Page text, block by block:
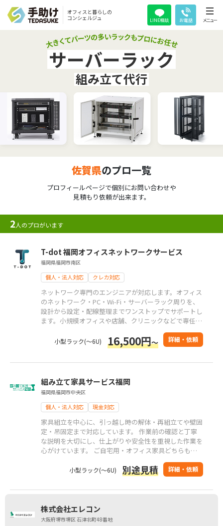
オフィスと暮らしの
コンシェルジュ
LINE相談 お電話 メニュー
サーバーラック
組み立て代行
佐賀県のプロ一覧
プロフィールページで個別にお問い合わせや
見積もり依頼が出来ます。
2人のプロがいます
T-dot 福岡オフィスネットワークサービス
福岡県福岡市南区
個人・法人対応 クレカ対応
ネットワーク専門のエンジニアが対応します。オフィス
のネットワーク・PC・Wi‑Fi・サーバーラック周りを、
設計から設定・配線整理までワンストップでサポートし
ます。小規模オフィスや店舗、クリニックなどで専任の
担当者がいない環境のご相談もお任せください。
小型ラック(～6U) 16,500円～ 詳細・依頼
組み立て家具サービス福岡
福岡県福岡市中央区
個人・法人対応 現金対応
家具組立を中心に、引っ越し時の解体・再組立てや壁固
定・吊固定まで対応しています。 作業前の確認と丁寧
な説明を大切にし、仕上がりや安全性を重視した作業を
心がけています。 ご自宅用・オフィス家具どちらも対
応可能で、初めての方でも安心してご依頼いただけま
小型ラック(～6U) 別途見積 詳細・依頼
株式会社エレコン
大阪府堺市堺区 石津北町48番地